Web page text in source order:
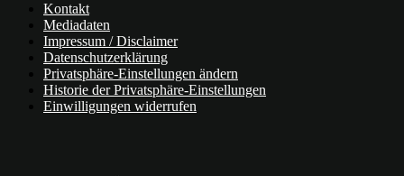
Kontakt
Mediadaten
Impressum / Disclaimer
Datenschutzerklärung
Privatsphäre-Einstellungen ändern
Historie der Privatsphäre-Einstellungen
Einwilligungen widerrufen